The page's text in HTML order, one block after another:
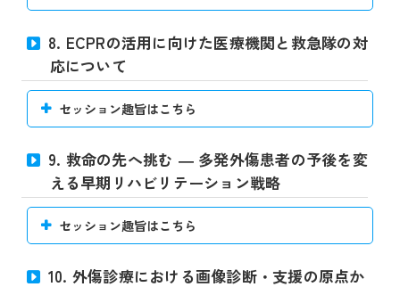
8. ECPRの活用に向けた医療機関と救急隊の対
応について
セッション趣旨はこちら
9. 救命の先へ挑む ― 多発外傷患者の予後を変
える早期リハビリテーション戦略
セッション趣旨はこちら
10. 外傷診療における画像診断・支援の原点か